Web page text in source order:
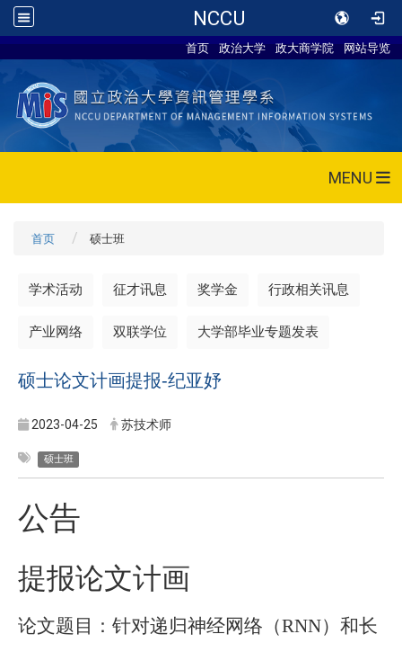
NCCU
首页 政治大学 政大商学院 网站导览
MENU
首页 硕士班
学术活动 征才讯息 奖学金 行政相关讯息
产业网络 双联学位 大学部毕业专题发表
硕士论文计画提报-纪亚妤
2023-04-25 苏技术师
硕士班
公告
提报论文计画
论文题目：针对递归神经网络（RNN）和长